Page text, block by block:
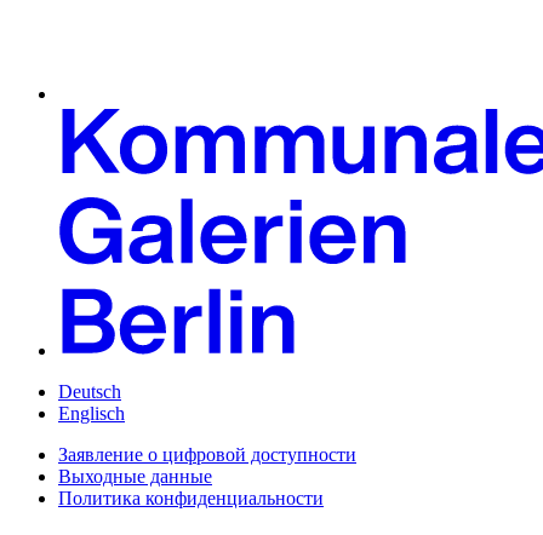
Deutsch
Englisch
Заявление о цифровой доступности
Выходные данные
Политика конфиденциальности